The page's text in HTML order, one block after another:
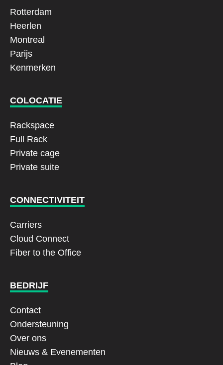
Rotterdam
Heerlen
Montreal
Parijs
Kenmerken
COLOCATIE
Rackspace
Full Rack
Private cage
Private suite
CONNECTIVITEIT
Carriers
Cloud Connect
Fiber to the Office
BEDRIJF
Contact
Ondersteuning
Over ons
Nieuws & Evenementen